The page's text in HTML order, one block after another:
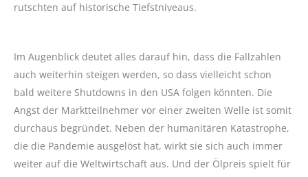
rutschten auf historische Tiefstniveaus.
Im Augenblick deutet alles darauf hin, dass die Fallzahlen
auch weiterhin steigen werden, so dass vielleicht schon
bald weitere Shutdowns in den USA folgen könnten. Die
Angst der Marktteilnehmer vor einer zweiten Welle ist somit
durchaus begründet. Neben der humanitären Katastrophe,
die die Pandemie ausgelöst hat, wirkt sie sich auch immer
weiter auf die Weltwirtschaft aus. Und der Ölpreis spielt für